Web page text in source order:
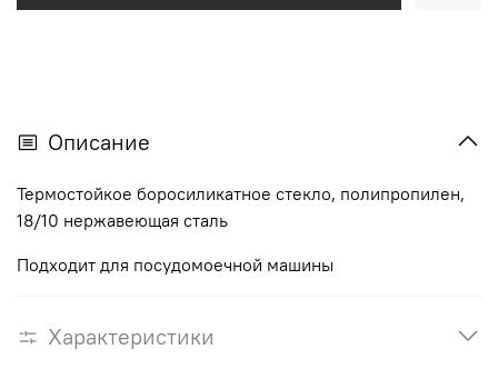
Описание
Термостойкое боросиликатное стекло, полипропилен,
18/10 нержавеющая сталь
Подходит для посудомоечной машины
Характеристики